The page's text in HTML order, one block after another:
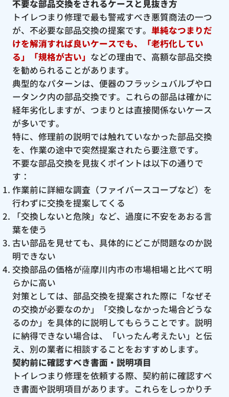
不要な部品交換をされるケースと見抜き方
トイレつまり修理で最も警戒すべき悪質商法の一つ
が、不必要な部品交換の提案です。 単純なつまりだ
けを解消すれば良いケースでも、「老朽化してい
る」「規格が古い」 などの理由で、高額な部品交換
を勧められることがあります。
典型的なパターンは、便器のフラッシュバルブやロ
ータンク内の部品交換です。これらの部品は確かに
経年劣化しますが、つまりとは直接関係ないケース
が多いです。
特に、修理前の説明では触れていなかった部品交換
を、作業の途中で突然提案されたら要注意です。
不要な部品交換を見抜くポイントは以下の通りで
す：
作業前に詳細な調査（ファイバースコープなど）を
行わずに交換を提案してくる
「交換しないと危険」など、過度に不安をあおる言
葉を使う
古い部品を見せても、具体的にどこが問題なのか説
明できない
交換部品の価格が薩摩川内市の市場相場と比べて明
らかに高い
対策としては、部品交換を提案された際に「なぜそ
の交換が必要なのか」「交換しなかった場合どうな
るのか」を具体的に説明してもらうことです。説明
に納得できない場合は、「いったん考えたい」と伝
え、別の業者に相談することをおすすめします。
契約前に確認すべき書面・説明項目
トイレつまり修理を依頼する際、契約前に確認すべ
き書面や説明項目があります。これらをしっかりチ